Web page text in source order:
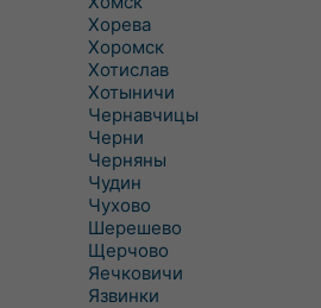
Хорева
Хоромск
Хотислав
Хотыничи
Чернавчицы
Черни
Черняны
Чудин
Чухово
Шерешево
Щерчово
Яечковичи
Язвинки